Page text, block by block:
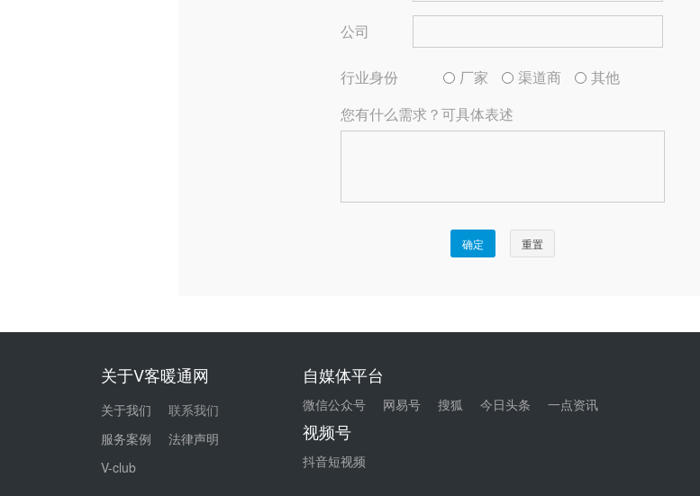
关于V客暖通网
关于我们
联系我们
服务案例
法律声明
V-club
自媒体平台
微信公众号 网易号 搜狐 今日头条 一点资讯
视频号
抖音短视频